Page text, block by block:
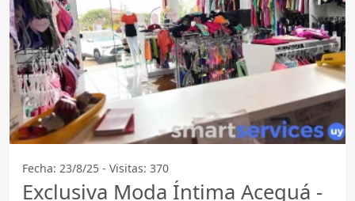
Fecha: 23/8/25 - Visitas: 370
Exclusiva Moda Íntima Aceguá -